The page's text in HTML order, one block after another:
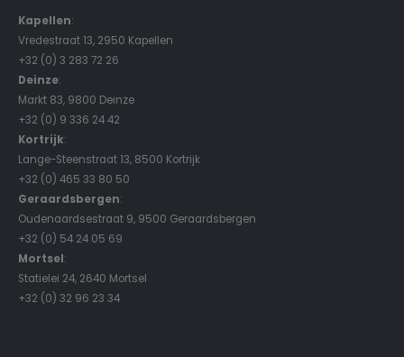
Kapellen:
Vredestraat 13, 2950 Kapellen
+32 (0) 3 283 72 26
Deinze:
Markt 83, 9800 Deinze
+32 (0) 9 336 24 42
Kortrijk:
Lange-Steenstraat 13, 8500 Kortrijk
+32 (0) 465 33 80 50
Geraardsbergen:
Oudenaardsestraat 9, 9500 Geraardsbergen
+32 (0) 54 24 05 69
Mortsel:
Statielei 24, 2640 Mortsel
+32 (0) 32 96 23 34